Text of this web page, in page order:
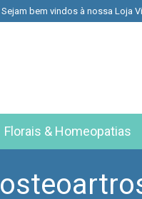
Sejam bem vindos à nossa Loja
Florais & Homeopatias